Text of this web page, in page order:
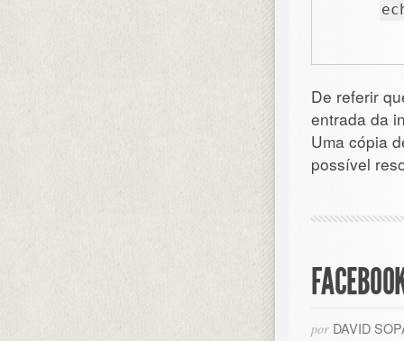
De referir
entrada da
Uma cópia
possível
por DAVID